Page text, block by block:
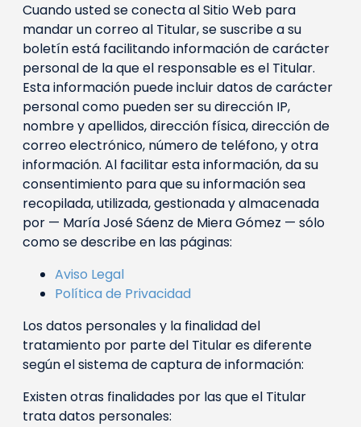
Cuando usted se conecta al Sitio Web para
mandar un correo al Titular, se suscribe a su
boletín está facilitando información de carácter
personal de la que el responsable es el Titular.
Esta información puede incluir datos de carácter
personal como pueden ser su dirección IP,
nombre y apellidos, dirección física, dirección de
correo electrónico, número de teléfono, y otra
información. Al facilitar esta información, da su
consentimiento para que su información sea
recopilada, utilizada, gestionada y almacenada
por — María José Sáenz de Miera Gómez — sólo
como se describe en las páginas:
Aviso Legal
Política de Privacidad
Los datos personales y la finalidad del
tratamiento por parte del Titular es diferente
según el sistema de captura de información:
Existen otras finalidades por las que el Titular
trata datos personales: